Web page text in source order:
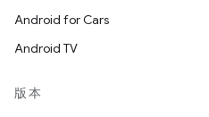
Android for Cars
Android TV
版本